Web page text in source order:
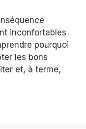
inconfortables
pourquoi
les bons
et, à terme,